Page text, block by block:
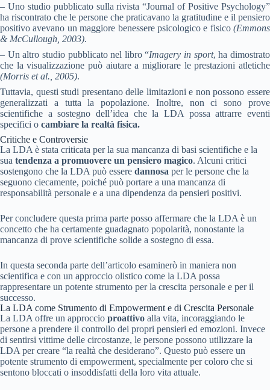
– Uno studio pubblicato sulla rivista “Journal of Positive Psychology”
ha riscontrato che le persone che praticavano la gratitudine e il pensiero
positivo avevano un maggiore benessere psicologico e fisico (Emmons
& McCullough, 2003).
– Un altro studio pubblicato nel libro “Imagery in sport, ha dimostrato
che la visualizzazione può aiutare a migliorare le prestazioni atletiche
(Morris et al., 2005).
Tuttavia, questi studi presentano delle limitazioni e non possono essere
generalizzati a tutta la popolazione. Inoltre, non ci sono prove
scientifiche a sostegno dell’idea che la LDA possa attrarre eventi
specifici o cambiare la realtà fisica.
Critiche e Controversie
La LDA è stata criticata per la sua mancanza di basi scientifiche e la
sua tendenza a promuovere un pensiero magico. Alcuni critici
sostengono che la LDA può essere dannosa per le persone che la
seguono ciecamente, poiché può portare a una mancanza di
responsabilità personale e a una dipendenza da pensieri positivi.
Per concludere questa prima parte posso affermare che la LDA è un
concetto che ha certamente guadagnato popolarità, nonostante la
mancanza di prove scientifiche solide a sostegno di essa.
In questa seconda parte dell’articolo esaminerò in maniera non
scientifica e con un approccio olistico come la LDA possa
rappresentare un potente strumento per la crescita personale e per il
successo.
La LDA come Strumento di Empowerment e di Crescita Personale
La LDA offre un approccio proattivo alla vita, incoraggiando le
persone a prendere il controllo dei propri pensieri ed emozioni. Invece
di sentirsi vittime delle circostanze, le persone possono utilizzare la
LDA per creare “la realtà che desiderano”. Questo può essere un
potente strumento di empowerment, specialmente per coloro che si
sentono bloccati o insoddisfatti della loro vita attuale.